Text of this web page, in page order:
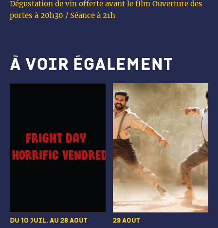
Dégustation de vin offerte avant le film Ouverture des
portes à 20h30 / Séance à 21h
À voir également
Du 10 juil. au 28 août
29 août